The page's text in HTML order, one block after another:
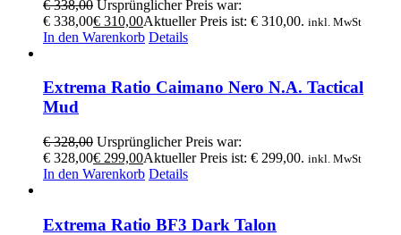
€338,00 Ursprünglicher Preis war:
€ 338,00€ 310,00Aktueller Preis ist: € 310,00. inkl. MwSt
In den Warenkorb Details
Extrema Ratio Caimano Nero N.A. Tactical
Mud
€328,00 Ursprünglicher Preis war:
€ 328,00€ 299,00Aktueller Preis ist: € 299,00. inkl. MwSt
In den Warenkorb Details
Extrema Ratio BF3 Dark Talon